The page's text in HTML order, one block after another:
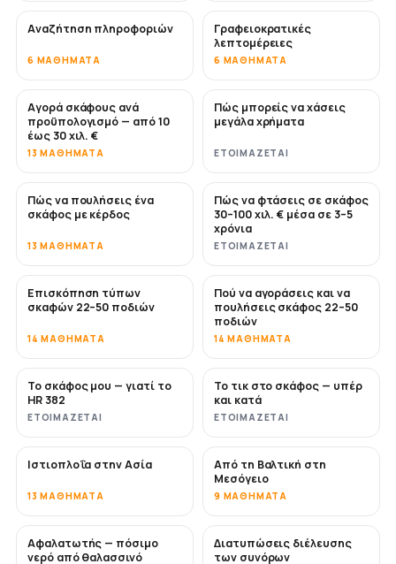
Αναζήτηση πληροφοριών
6 ΜΑΘΉΜΑΤΑ
Γραφειοκρατικές
λεπτομέρειες
6 ΜΑΘΉΜΑΤΑ
ΣΎΝΤΟΜΑ
Αγορά σκάφους ανά
προϋπολογισμό — από 10
έως 30 χιλ. €
13 ΜΑΘΉΜΑΤΑ
ΣΎΝΤΟΜΑ
Πώς μπορείς να χάσεις
μεγάλα χρήματα
ΕΤΟΙΜΆΖΕΤΑΙ
ΝΈΟ
Πώς να πουλήσεις ένα
σκάφος με κέρδος
13 ΜΑΘΉΜΑΤΑ
ΝΈΟ
Πώς να φτάσεις σε σκάφος
30–100 χιλ. € μέσα σε 3–5
χρόνια
ΕΤΟΙΜΆΖΕΤΑΙ
ΣΎΝΤΟΜΑ
Επισκόπηση τύπων
σκαφών 22–50 ποδιών
14 ΜΑΘΉΜΑΤΑ
ΣΎΝΤΟΜΑ
Πού να αγοράσεις και να
πουλήσεις σκάφος 22–50
ποδιών
14 ΜΑΘΉΜΑΤΑ
ΣΎΝΤΟΜΑ
Το σκάφος μου — γιατί το
HR 382
ΕΤΟΙΜΆΖΕΤΑΙ
ΣΎΝΤΟΜΑ
Το τικ στο σκάφος — υπέρ
και κατά
ΕΤΟΙΜΆΖΕΤΑΙ
ΣΎΝΤΟΜΑ
Ιστιοπλοΐα στην Ασία
13 ΜΑΘΉΜΑΤΑ
ΣΎΝΤΟΜΑ
Από τη Βαλτική στη
Μεσόγειο
9 ΜΑΘΉΜΑΤΑ
ΣΎΝΤΟΜΑ
Αφαλατωτής — πόσιμο
νερό από θαλασσινό
Διατυπώσεις διέλευσης
των συνόρων